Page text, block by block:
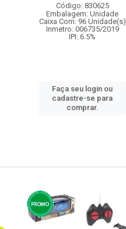
Código: 830625
Embalagem: Unidade
Caixa Com: 96 Unidade(s)
Inmetro: 006735/2019
IPI: 6.5%
Faça seu login ou
cadastre-se para
comprar.